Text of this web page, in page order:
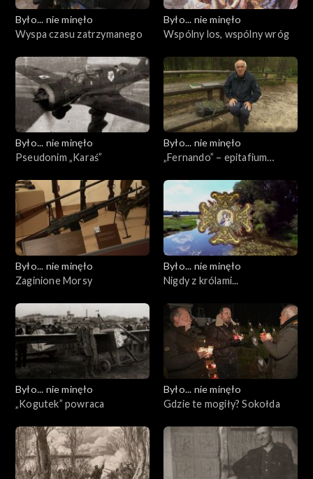
Było... nie minęło
Wyspa czasu zatrzymanego
Było... nie minęło
Wspólny los, wspólny wróg
Było... nie minęło
Pseudonim „Karaś”
Było... nie minęło
„Fernando” – epitafium
Było... nie minęło
Zaginione Morsy
Było... nie minęło
Nigdy z królami...
Było... nie minęło
„Kogutek” powraca
Było... nie minęło
Gdzie te mogiły? Sokołda